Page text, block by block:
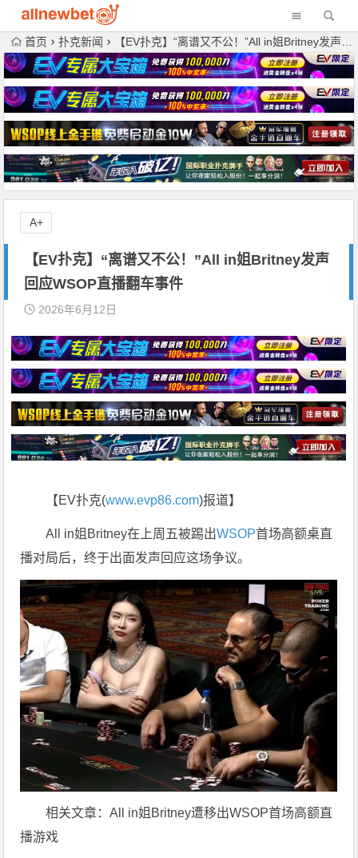
首页 扑克新闻 【EV扑克】“离谱又不公！”All in姐Britney发声回应WSOP直播翻车事件
【EV扑克】“离谱又不公！”All in姐Britney发声
回应WSOP直播翻车事件
2026年6月12日
【EV扑克(www.evp86.com)报道】
All in姐Britney在上周五被踢出WSOP首场高额桌直
播对局后，终于出面发声回应这场争议。
相关文章：All in姐Britney遭移出WSOP首场高额直
播游戏
A+